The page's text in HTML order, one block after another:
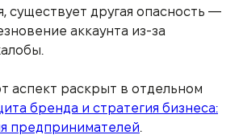
существует другая опасность —
аккаунта из-за
аспект раскрыт в отдельном
бренда и стратегия бизнеса:
предпринимателей.